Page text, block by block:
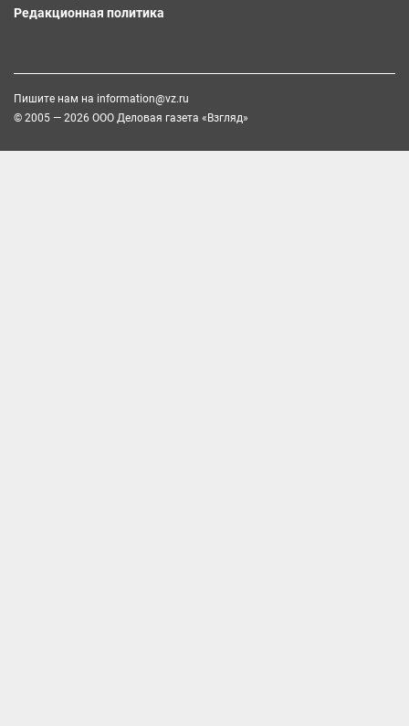
Редакционная политика
Пишите нам на information@vz.ru
© 2005 — 2026 ООО Деловая газета «Взгляд»